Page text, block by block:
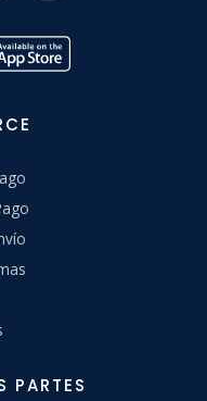
PARTES